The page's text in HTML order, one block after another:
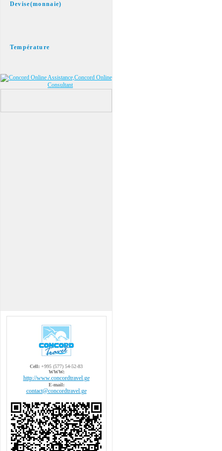
Devise(monnaie)
Température
Cell: +995 (577) 54-52-83
WWW:
http://www.concordtravel.ge
E-mail:
contact@concordtravel.ge